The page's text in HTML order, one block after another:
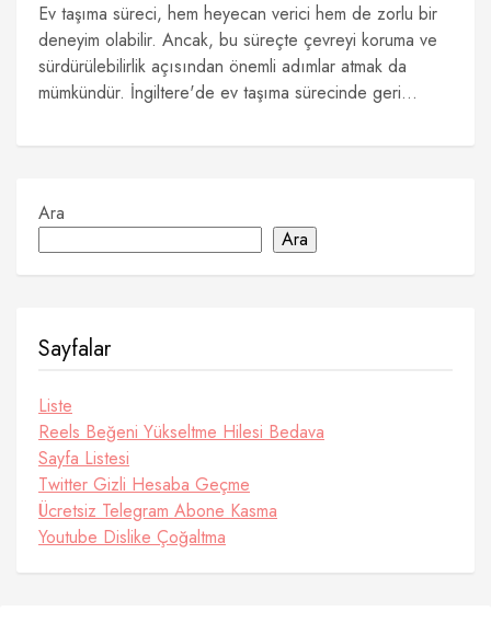
Ev taşıma süreci, hem heyecan verici hem de zorlu bir
deneyim olabilir. Ancak, bu süreçte çevreyi koruma ve
sürdürülebilirlik açısından önemli adımlar atmak da
mümkündür. İngiltere'de ev taşıma sürecinde geri...
Ara
Ara
Sayfalar
Liste
Reels Beğeni Yükseltme Hilesi Bedava
Sayfa Listesi
Twitter Gizli Hesaba Geçme
Ücretsiz Telegram Abone Kasma
Youtube Dislike Çoğaltma